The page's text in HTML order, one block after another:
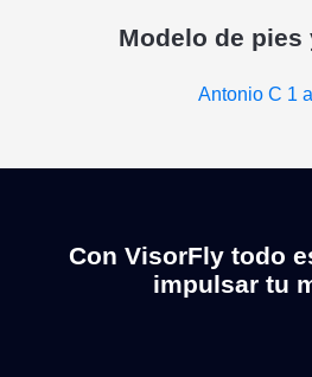
Modelo de pies
Antonio C 1
Con VisorFly todo
impulsar tu